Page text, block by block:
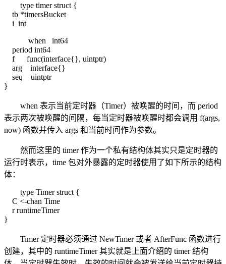
type timer struct {
tb *timersBucket
i int
when int64
period int64
f func(interface{}, uintptr)
arg interface{}
seq uintptr
}
when 表示当前定时器（Timer）被唤醒的时间，而 period
表示两次被唤醒的间隔，每当定时器被唤醒时都会调用 f(args,
now) 函数并传入 args 和当前时间作为参数。
然而这里的 timer 作为一个私有结构体其实只是定时器的
运行时表示，time 包对外暴露的定时器使用了如下所示的结构
体：
type Timer struct {
C <-chan Time
r runtimeTimer
}
Timer 定时器必须通过 NewTimer 或者 AfterFunc 函数进行
创建，其中的 runtimeTimer 其实就是上面介绍的 timer 结构